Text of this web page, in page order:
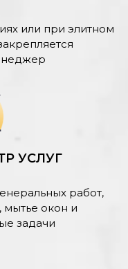
или при элитном
УСЛУГ
работ,
мытье окон и
задачи